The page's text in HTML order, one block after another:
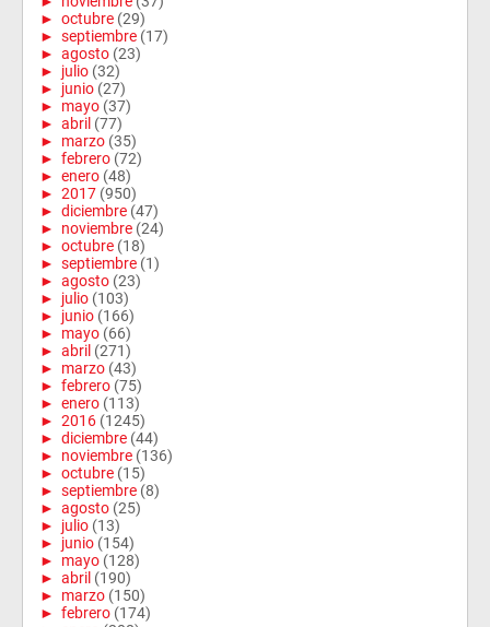
► octubre (29)
► septiembre (17)
► agosto (23)
► julio (32)
► junio (27)
► mayo (37)
► abril (77)
► marzo (35)
► febrero (72)
► enero (48)
► 2017 (950)
► diciembre (47)
► noviembre (24)
► octubre (18)
► septiembre (1)
► agosto (23)
► julio (103)
► junio (166)
► mayo (66)
► abril (271)
► marzo (43)
► febrero (75)
► enero (113)
► 2016 (1245)
► diciembre (44)
► noviembre (136)
► octubre (15)
► septiembre (8)
► agosto (25)
► julio (13)
► junio (154)
► mayo (128)
► abril (190)
► marzo (150)
► febrero (174)